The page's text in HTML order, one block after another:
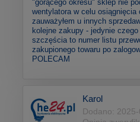
"gorącego okresu" sklep nie
wentylatora w celu osiągnięcia
zauważyłem u innych
kolejne zakupy - jedynie czego
szczęścia to numer listu
zakupionego towaru po
POLECAM
Karol
Dodano: